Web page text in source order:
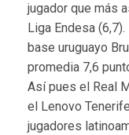
jugador que más
Liga Endesa
base uruguayo
promedia 7,6
Así pues el Real
el Lenovo
jugadores